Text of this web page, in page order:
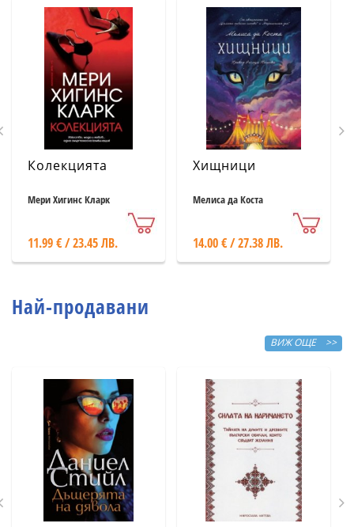
Колекцията
Мери Хигинс Кларк
11.99 € / 23.45 ЛВ.
Хищници
Мелиса да Коста
14.00 € / 27.38 ЛВ.
Най-продавани
ВИЖ ОЩЕ >>